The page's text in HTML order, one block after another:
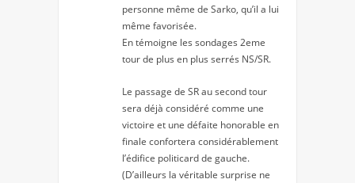
personne même de Sarko, qu’il a lui
même favorisée.
En témoigne les sondages 2eme
tour de plus en plus serrés NS/SR.
Le passage de SR au second tour
sera déjà considéré comme une
victoire et une défaite honorable en
finale confortera considérablement
l’édifice politicard de gauche.
(D’ailleurs la véritable surprise ne